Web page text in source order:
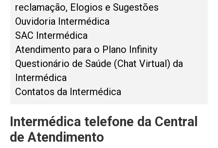
reclamação, Elogios e Sugestões
Ouvidoria Intermédica
SAC Intermédica
Atendimento para o Plano Infinity
Questionário de Saúde (Chat Virtual) da
Intermédica
Contatos da Intermédica
Intermédica telefone da Central
de Atendimento